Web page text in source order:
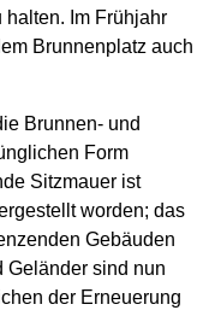
Im Frühjahr
Brunnenplatz auch
Brunnen- und
Form
Sitzmauer ist
worden; das
Gebäuden
Geländer sind nun
der Erneuerung